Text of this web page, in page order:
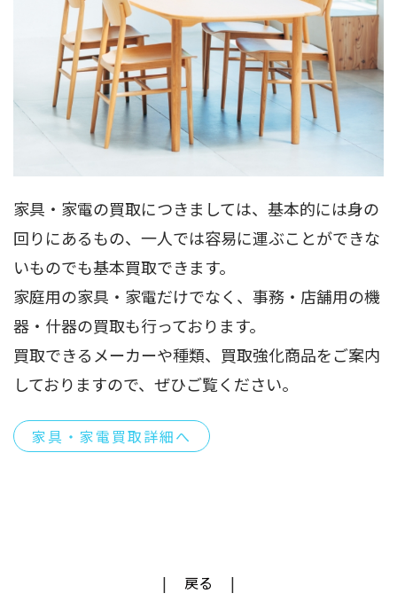
家具・家電の買取につきましては、基本的には身の
回りにあるもの、一人では容易に運ぶことができな
いものでも基本買取できます。
家庭用の家具・家電だけでなく、事務・店舗用の機
器・什器の買取も行っております。
買取できるメーカーや種類、買取強化商品をご案内
しておりますので、ぜひご覧ください。
家具・家電買取詳細へ
戻る